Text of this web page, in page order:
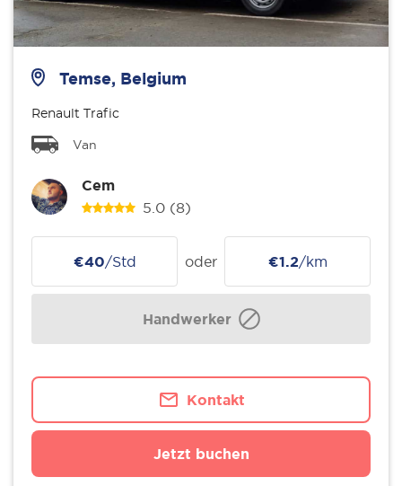
Temse, Belgium
Renault Trafic
Van
Cem
5.0 (8)
€40/Std oder €1.2/km
Handwerker
Kontakt
Jetzt buchen